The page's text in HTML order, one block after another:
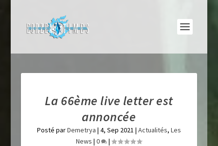
La 66ème live letter est
annoncée
Posté parDemetrya | 4, Sep 2021 | Actualités, Les
News |0 |